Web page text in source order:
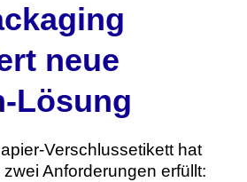
neue
Lösung
Verschlussetikett hat
Anforderungen erfüllt: